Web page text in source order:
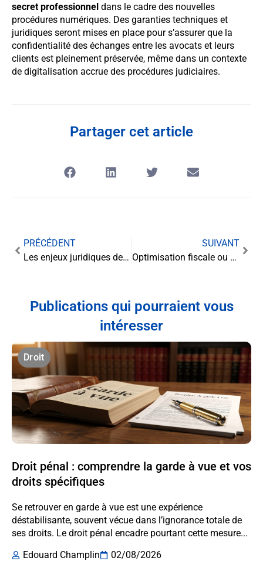
secret professionnel dans le cadre des nouvelles
procédures numériques. Des garanties techniques et
juridiques seront mises en place pour s’assurer que la
confidentialité des échanges entre les avocats et leurs
clients est pleinement préservée, même dans un contexte
de digitalisation accrue des procédures judiciaires.
Partager cet article
PRÉCÉDENT
Les enjeux juridiques de l’exploitation des ressources naturelles en Arctique
SUIVANT
Optimisation fiscale ou abus : la ligne fine du report d’imposition des plus-values mobilières
Publications qui pourraient vous
intéresser
Droit
Droit pénal : comprendre la garde à vue et vos
droits spécifiques
Se retrouver en garde à vue est une expérience
déstabilisante, souvent vécue dans l’ignorance totale de
ses droits. Le droit pénal encadre pourtant cette mesure...
Edouard Champlin
02/08/2026